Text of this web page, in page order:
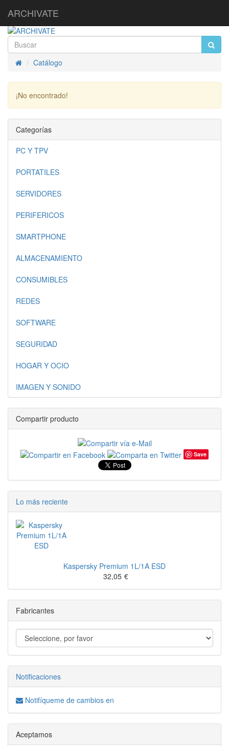
ARCHIVATE
InicioCatálogo
¡No encontrado!
Categorías
PC Y TPV
PORTATILES
SERVIDORES
PERIFERICOS
SMARTPHONE
ALMACENAMIENTO
CONSUMIBLES
REDES
SOFTWARE
SEGURIDAD
HOGAR Y OCIO
IMAGEN Y SONIDO
Compartir producto
Save
Lo más reciente
Kaspersky Premium 1L/1A ESD
32,05 €
Fabricantes
Notificaciones
Notifíqueme de cambios en
Aceptamos